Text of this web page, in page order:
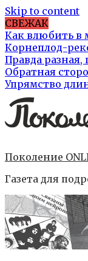
Skip to content
СВЕЖАК
Как влюбить в
Корнеплод-
Правда
Обратная
Упрямство
Поколение
Газета для